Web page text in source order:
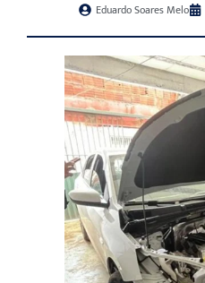
Eduardo Soares Melo